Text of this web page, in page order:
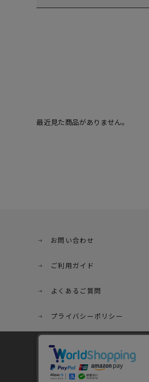
最近見た商品がありません。
お問い合わせ
ご利用ガイド
よくあるご質問
プライバシーポリシー
ご利用規約